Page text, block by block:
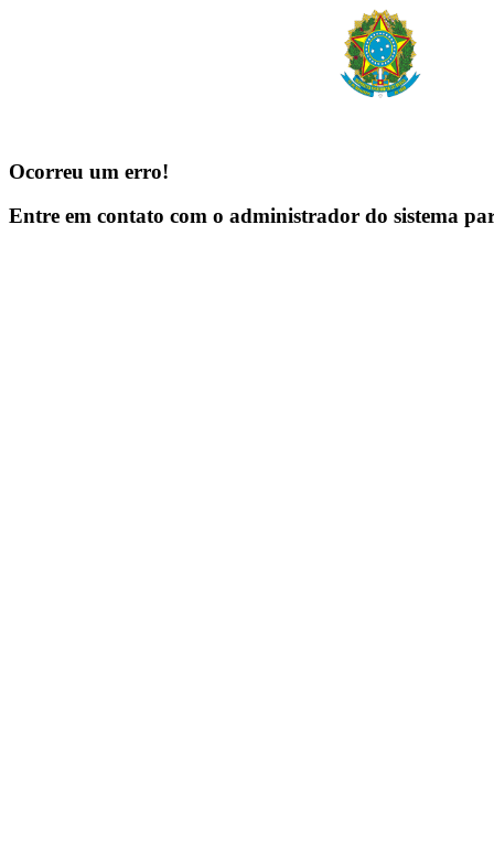
Ocorreu um erro!
Entre em contato com o administrador do sistema